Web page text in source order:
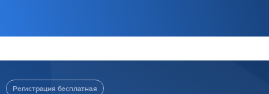
Регистрация бесплатная